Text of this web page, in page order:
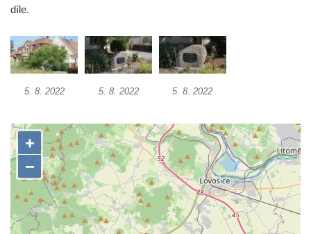
Socha Matka příroda v ZOO Hluboká
Socha Lišky v ZOO Hluboká
Socha Kudlanka v ZOO Hluboká
Socha Rys číhající na srnu v ZOO Hluboká
Socha Orlice v ZOO Hluboká
Socha Tygr v ZOO Hluboká
Socha Želva v ZOO Hluboká
Socha Kozorožec horský v ZOO Hluboká
díle.
5. 8. 2022 5. 8. 2022 5. 8. 2022